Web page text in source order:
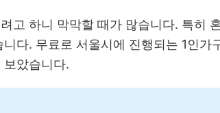
고 하니 막막할 때가 많습니다. 특히
니다. 무료로 서울시에 진행되는 1인가
았습니다.